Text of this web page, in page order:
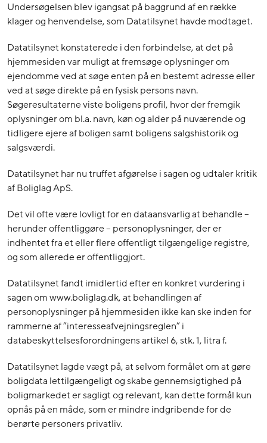
Undersøgelsen blev igangsat på baggrund af en række
klager og henvendelse, som Datatilsynet havde modtaget.
Datatilsynet konstaterede i den forbindelse, at det på
hjemmesiden var muligt at fremsøge oplysninger om
ejendomme ved at søge enten på en bestemt adresse eller
ved at søge direkte på en fysisk persons navn.
Søgeresultaterne viste boligens profil, hvor der fremgik
oplysninger om bl.a. navn, køn og alder på nuværende og
tidligere ejere af boligen samt boligens salgshistorik og
salgsværdi.
Datatilsynet har nu truffet afgørelse i sagen og udtaler kritik
af Boliglag ApS.
Det vil ofte være lovligt for en dataansvarlig at behandle –
herunder offentliggøre – personoplysninger, der er
indhentet fra et eller flere offentligt tilgængelige registre,
og som allerede er offentliggjort.
Datatilsynet fandt imidlertid efter en konkret vurdering i
sagen om www.boliglag.dk, at behandlingen af
personoplysninger på hjemmesiden ikke kan ske inden for
rammerne af ”interesseafvejningsreglen” i
databeskyttelsesforordningens artikel 6, stk. 1, litra f.
Datatilsynet lagde vægt på, at selvom formålet om at gøre
boligdata lettilgængeligt og skabe gennemsigtighed på
boligmarkedet er sagligt og relevant, kan dette formål kun
opnås på en måde, som er mindre indgribende for de
berørte personers privatliv.